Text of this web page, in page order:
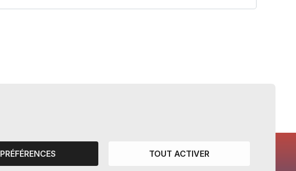
PRÉFÉRENCES TOUT ACTIVER